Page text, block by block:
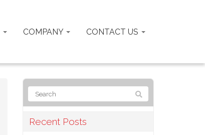
COMPANY CONTACT US
Recent Posts